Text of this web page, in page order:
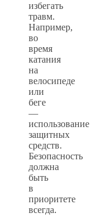
избегать
травм.
Например,
во
время
катания
на
велосипеде
или
беге
—
использование
защитных
средств.
Безопасность
должна
быть
в
приоритете
всегда.